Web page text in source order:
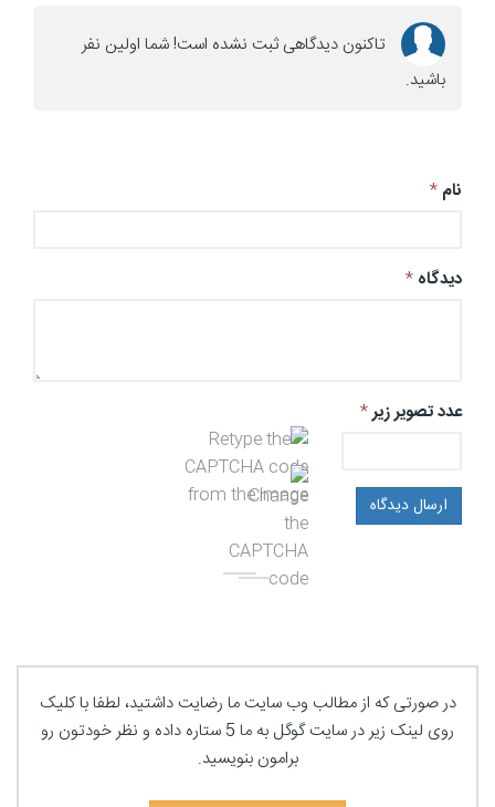
تاکنون دیدگاهی ثبت نشده است! شما اولین نفر
باشید.
نام *
دیدگاه *
عدد تصویر زیر*
ارسال دیدگاه
در صورتی که از مطالب وب سایت ما رضایت داشتید، لطفا با کلیک
روی لینک زیر در سایت گوگل به ما 5 ستاره داده و نظر خودتون رو
برامون بنویسید.